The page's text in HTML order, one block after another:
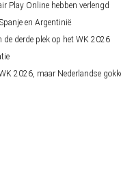
Play Online hebben verlengd
en Argentinië
derde plek op het WK 2026
2026, maar Nederlandse